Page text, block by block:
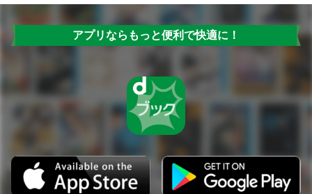
アプリならもっと便利で快適に！